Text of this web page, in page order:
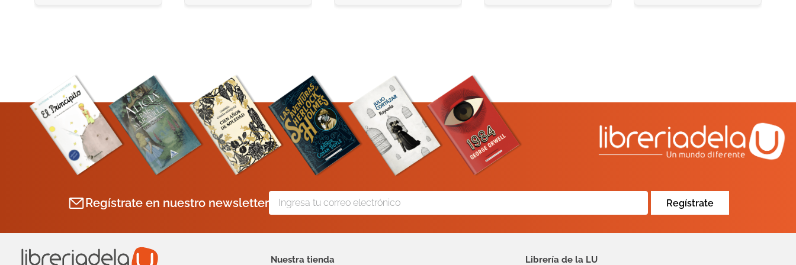
Regístrate en nuestro newsletter Regístrate
Nuestra tienda Librería de la LU